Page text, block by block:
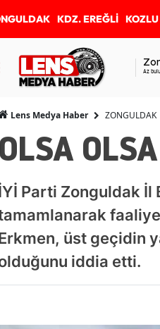
KDZ. EREĞLİ KOZLU
Az
Lens Medya Haber ZONGULDAK
OLSA
Parti Zonguldak İl
üst geçidin
iddia etti.